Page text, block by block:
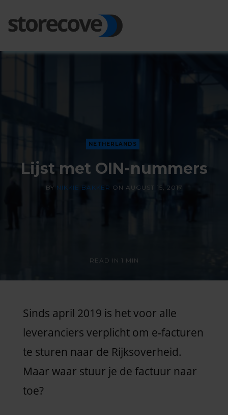
NETHERLANDS
Lijst met OIN-nummers
BY NIKKIE BAKKER ON AUGUST 15, 2017
READ IN 1 MIN
Sinds april 2019 is het voor alle
leveranciers verplicht om e-facturen
te sturen naar de Rijksoverheid.
Maar waar stuur je de factuur naar
toe?